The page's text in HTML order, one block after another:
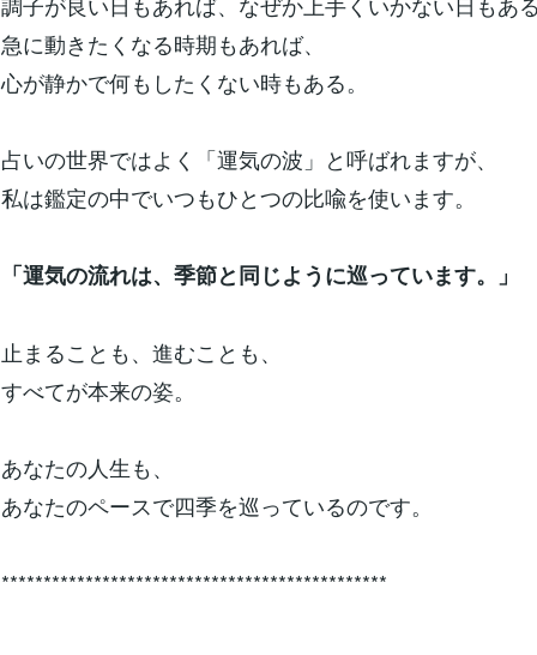
急に動きたくなる時期もあれば、
心が静かで何もしたくない時もある。
占いの世界ではよく「運気の波」と呼ばれますが、
私は鑑定の中でいつもひとつの比喩を使います。
「運気の流れは、季節と同じように巡っています。」
止まることも、進むことも、
すべてが本来の姿。
あなたの人生も、
あなたのペースで四季を巡っているのです。
**********************************************